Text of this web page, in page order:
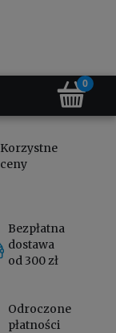
Korzystne
ceny
Bezpłatna
dostawa
od 300 zł
Odroczone
płatności